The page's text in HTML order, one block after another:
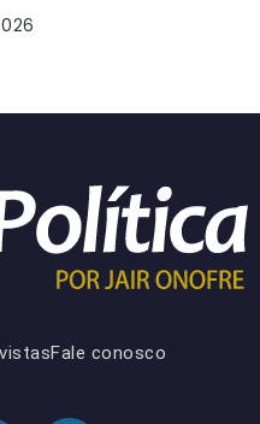
Fale conosco